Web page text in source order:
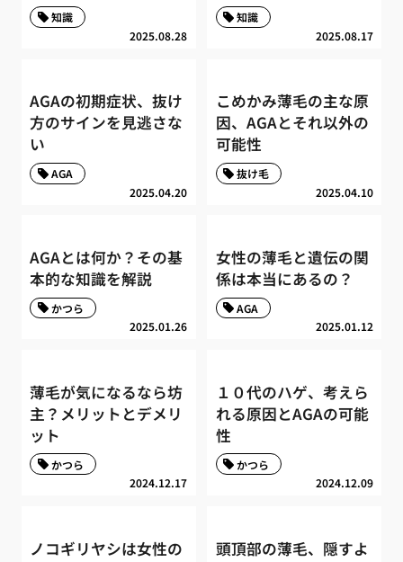
2025.08.28
知識
2025.08.17
知識
AGAの初期症状、抜け
方のサインを見逃さな
い
2025.04.20
AGA
こめかみ薄毛の主な原
因、AGAとそれ以外の
可能性
2025.04.10
抜け毛
AGAとは何か？その基
本的な知識を解説
2025.01.26
かつら
女性の薄毛と遺伝の関
係は本当にあるの？
2025.01.12
AGA
薄毛が気になるなら坊
主？メリットとデメリ
ット
2024.12.17
かつら
１０代のハゲ、考えら
れる原因とAGAの可能
性
2024.12.09
かつら
ノコギリヤシは女性の
頭頂部の薄毛、隠すよ